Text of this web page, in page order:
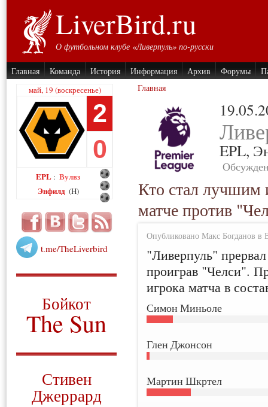
LiverBird.ru
О футбольном клубе «Ливерпуль» по-русски
Главная Команда История Информация Архив Форумы
май, 19 (воскресенье)
2
0
EPL : Вулвз
Энфилд (H)
t.me/TheLiverbird
Бойкот
The Sun
Стивен
Джеррард
Главная
EPL,
Кто стал лучшим
матче против
Опубликовано Макс Богданов в
"Ливерпуль"
проиграв "Челси".
игрока матча в
Симон Миньоле
Глен Джонсон
Мартин Шкртел